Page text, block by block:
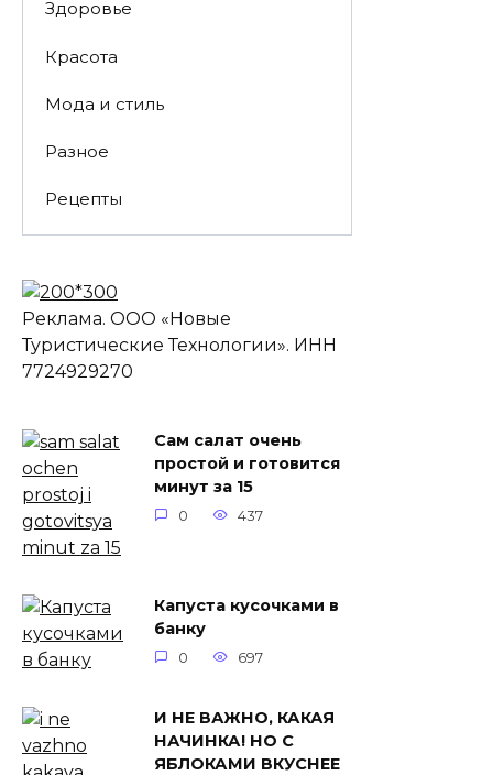
Здоровье
Красота
Мода и стиль
Разное
Рецепты
Реклама. ООО «Новые
Туристические Технологии». ИНН
7724929270
Сам салат очень
простой и готовится
минут за 15
0 437
Капуста кусочками в
банку
0 697
И НЕ ВАЖНО, КАКАЯ
НАЧИНКА! НО С
ЯБЛОКАМИ ВКУСНЕЕ